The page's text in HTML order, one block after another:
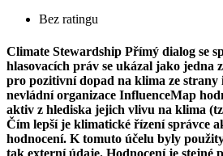
Bez ratingu
Climate Stewardship Přímý dialog se
hlasovacích práv se ukázal jako jedna
pro pozitivní dopad na klima ze strany
nevládní organizace InfluenceMap
aktiv z hlediska jejich vlivu na klima
Čím lepší je klimatické řízení správce
hodnocení. K tomuto účelu byly
tak externí údaje. Hodnocení je stejné